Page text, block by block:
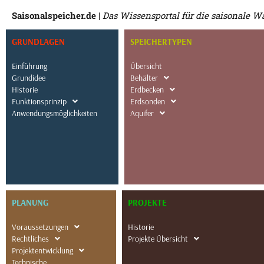
Saisonalspeicher.de | Das Wissensportal für die saisonale
GRUNDLAGEN
Einführung
Grundidee
Historie
Funktionsprinzip
Anwendungsmöglichkeiten
SPEICHERTYPEN
Übersicht
Behälter
Erdbecken
Erdsonden
Aquifer
PLANUNG
Voraussetzungen
Rechtliches
Projektentwicklung
PROJEKTE
Historie
Projekte Übersicht